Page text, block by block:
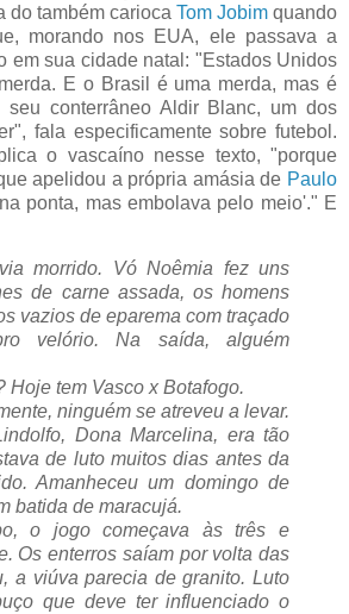
do também carioca Tom Jobim quando
morando nos EUA, ele passava a
em sua cidade natal: "Estados Unidos
E o Brasil é uma merda, mas é
conterrâneo Aldir Blanc, um dos
fala especificamente sobre futebol.
o vascaíno nesse texto, "porque
apelidou a própria amásia de Paulo
ponta, mas embolava pelo meio'." E
morrido. Vó Noêmia fez uns
de carne assada, os homens
vazios de eparema com traçado
velório. Na saída, alguém
Hoje tem Vasco x Botafogo.
ninguém se atreveu a levar.
Dona Marcelina, era tão
de luto muitos dias antes da
Amanheceu um domingo de
batida de maracujá.
o jogo começava às três e
Os enterros saíam por volta das
a viúva parecia de granito. Luto
que deve ter influenciado o